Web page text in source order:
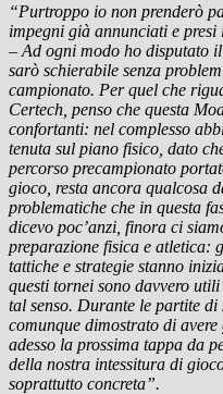
“Purtroppo io non prenderò
impegni già annunciati e presi
– Ad ogni modo ho disputato
sarò schierabile senza
campionato. Per quel che
Certech, penso che questa
confortanti: nel complesso
tenuta sul piano fisico, dato
percorso precampionato
gioco, resta ancora qualcosa
problematiche che in questa
dicevo poc’anzi, finora ci
preparazione fisica e atletica:
tattiche e strategie stanno
questi tornei sono davvero
tal senso. Durante le partite
comunque dimostrato di
adesso la prossima tappa da
della nostra intessitura di
soprattutto concreta”.